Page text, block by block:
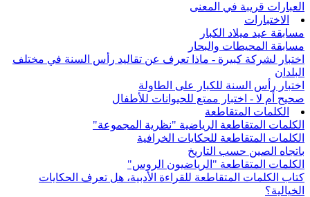
العبارات قريبة في المعنى
الاختبارات
مسابقة عيد ميلاد الكبار
مسابقة المحيطات والبحار
اختبار لشركة كبيرة - ماذا تعرف عن تقاليد رأس السنة في مختلف
البلدان
اختبار رأس السنة للكبار على الطاولة
صحيح أم لا - اختبار ممتع للحيوانات للأطفال
الكلمات المتقاطعة
الكلمات المتقاطعة الرياضية "نظرية المجموعة"
الكلمات المتقاطعة للحكايات الخرافية
باتجاه الصين حسب التاريخ
الكلمات المتقاطعة "الرياضيون الروس"
كتاب الكلمات المتقاطعة للقراءة الأدبية، هل تعرف الحكايات
الخيالية؟